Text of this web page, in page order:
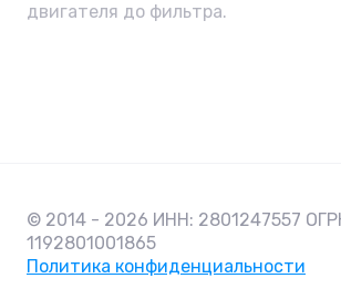
двигателя до фильтра.
© 2014 - 2026 ИНН: 2801247557
1192801001865
Политика конфиденциальности